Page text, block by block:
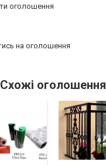
оголошення
на оголошення
Схожі оголошення